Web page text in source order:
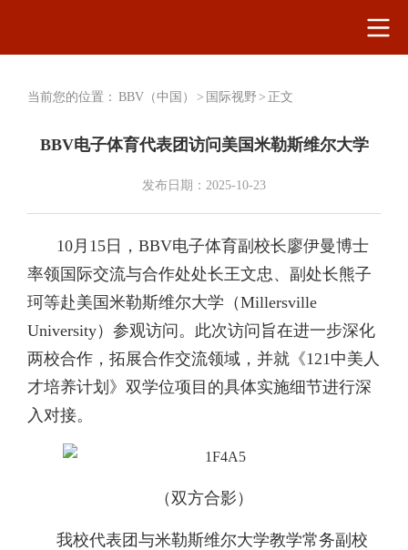
当前您的位置： BBV（中国） > 国际视野 > 正文
BBV电子体育代表团访问美国米勒斯维尔大学
发布日期：2025-10-23
10月15日，BBV电子体育副校长廖伊曼博士
率领国际交流与合作处处长王文忠、副处长熊子
珂等赴美国米勒斯维尔大学（Millersville
University）参观访问。此次访问旨在进一步深化
两校合作，拓展合作交流领域，并就《121中美人
才培养计划》双学位项目的具体实施细节进行深
入对接。
（双方合影）
我校代表团与米勒斯维尔大学教学常务副校